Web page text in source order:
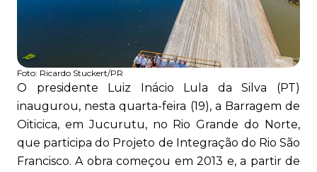
Foto: Ricardo Stuckert/PR
O presidente Luiz Inácio Lula da Silva (PT)
inaugurou, nesta quarta-feira (19), a Barragem de
Oiticica, em Jucurutu, no Rio Grande do Norte,
que participa do Projeto de Integração do Rio São
Francisco. A obra começou em 2013 e, a partir de